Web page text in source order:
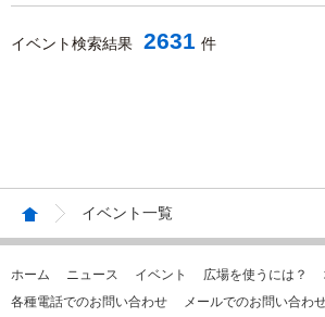
イベント検索結果 2631 件
イベント一覧
ホーム ニュース イベント 広場を使うには？
各種電話でのお問い合わせ
メールでのお問い合わ